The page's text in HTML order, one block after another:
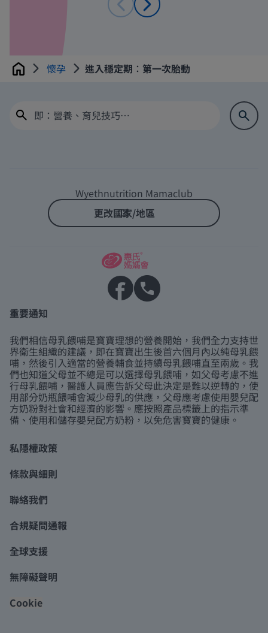
Home 懷孕 進入穩定期︰第一次胎動
Wyethnutrition Mamaclub
更改國家/地區
重要通知
我們相信母乳餵哺是寶寶理想的營養開始，我們全力支持世
界衛生組織的建議，即在寶寶出生後首六個月內以純母乳餵
哺，然後引入適當的營養輔食並持續母乳餵哺直至兩歲。我
們也知道父母並不總是可以選擇母乳餵哺，如父母考慮不進
行母乳餵哺，醫護人員應告訴父母此決定是難以逆轉的，使
用部分奶瓶餵哺會減少母乳的供應，父母應考慮使用嬰兒配
方奶粉對社會和經濟的影響。應按照產品標籤上的指示準
備、使用和儲存嬰兒配方奶粉，以免危害寶寶的健康。
私隱權政策
條款與細則
聯絡我們
合規疑問通報
全球支援
無障礙聲明
Cookie